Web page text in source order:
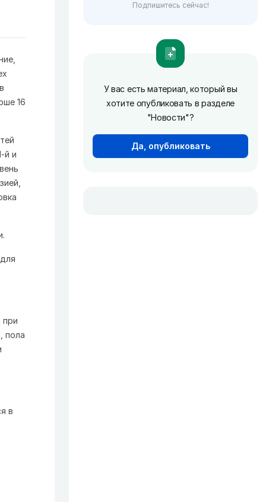
16
й и
при
пола
в
Подпишитесь сейчас!
У вас есть материал, который вы
хотите опубликовать в разделе
"Новости"?
Да, опубликовать